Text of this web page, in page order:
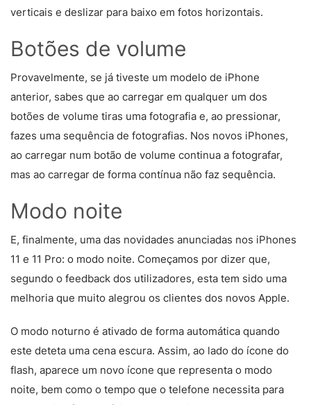
verticais e deslizar para baixo em fotos horizontais.
Botões de volume
Provavelmente, se já tiveste um modelo de iPhone
anterior, sabes que ao carregar em qualquer um dos
botões de volume tiras uma fotografia e, ao pressionar,
fazes uma sequência de fotografias. Nos novos iPhones,
ao carregar num botão de volume continua a fotografar,
mas ao carregar de forma contínua não faz sequência.
Modo noite
E, finalmente, uma das novidades anunciadas nos iPhones
11 e 11 Pro: o modo noite. Começamos por dizer que,
segundo o feedback dos utilizadores, esta tem sido uma
melhoria que muito alegrou os clientes dos novos Apple.
O modo noturno é ativado de forma automática quando
este deteta uma cena escura. Assim, ao lado do ícone do
flash, aparece um novo ícone que representa o modo
noite, bem como o tempo que o telefone necessita para